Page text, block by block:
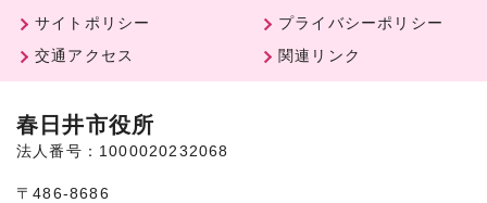
サイトポリシー
プライバシーポリシー
交通アクセス
関連リンク
春日井市役所
法人番号：1000020232068
〒486-8686